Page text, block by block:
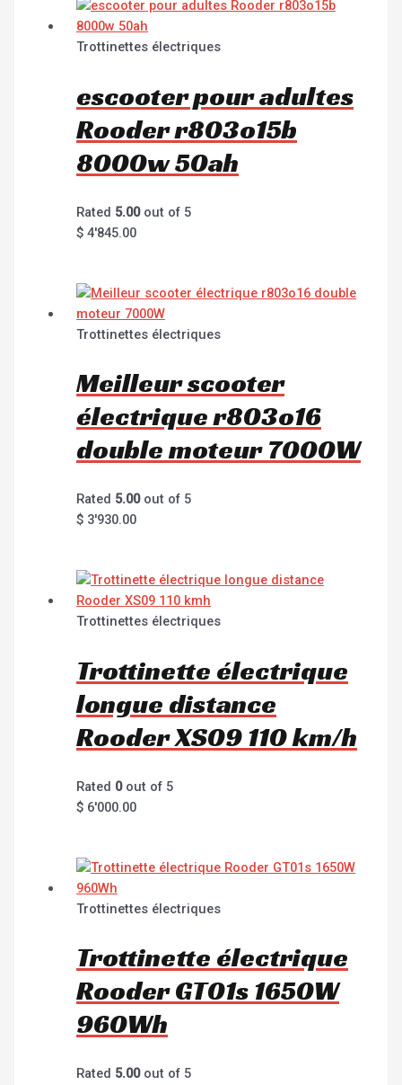
Trottinettes électriques
escooter pour adultes
Rooder r803o15b
8000w 50ah
Rated 5.00out of 5
$ 4'845.00
Trottinettes électriques
Meilleur scooter
électrique r803o16
double moteur 7000W
Rated 5.00out of 5
$ 3'930.00
Trottinettes électriques
Trottinette électrique
longue distance
Rooder XS09 110 km/h
Rated 0out of 5
$ 6'000.00
Trottinettes électriques
Trottinette électrique
Rooder GT01s 1650W
960Wh
Rated 5.00out of 5